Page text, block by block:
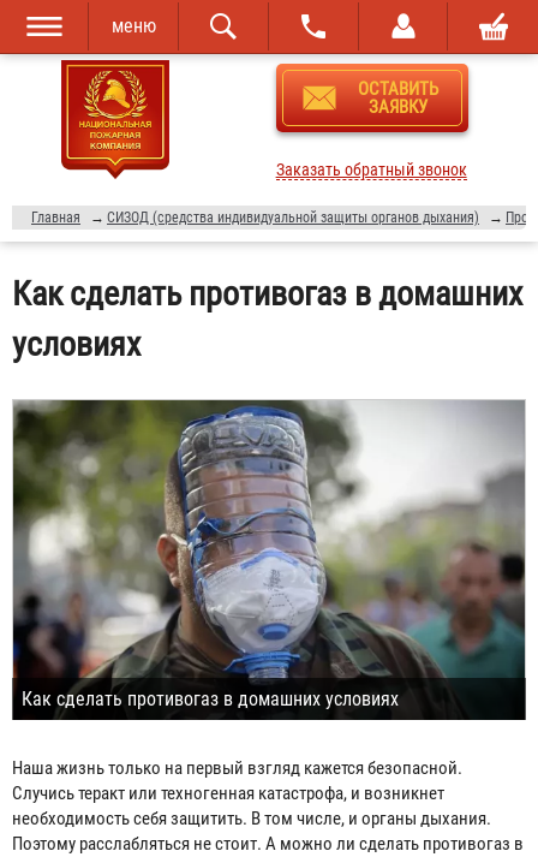
Перейти к
основному
содержанию
Skip to
navigation
меню
ОСТАВИТЬ
ЗАЯВКУ
Заказать обратный звонок
Главная → СИЗОД (средства индивидуальной защиты органов дыхания) →
Как сделать противогаз в домашних
условиях
Как сделать противогаз в домашних условиях
Наша жизнь только на первый взгляд кажется безопасной.
Случись теракт или техногенная катастрофа, и возникнет
необходимость себя защитить. В том числе, и органы дыхания.
Поэтому расслабляться не стоит. А можно ли сделать противогаз в